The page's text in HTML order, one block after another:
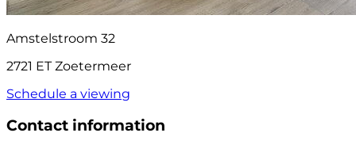
Amstelstroom 32
2721 ET Zoetermeer
Schedule a viewing
Contact information